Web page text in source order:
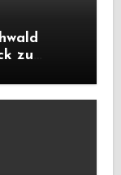
zu